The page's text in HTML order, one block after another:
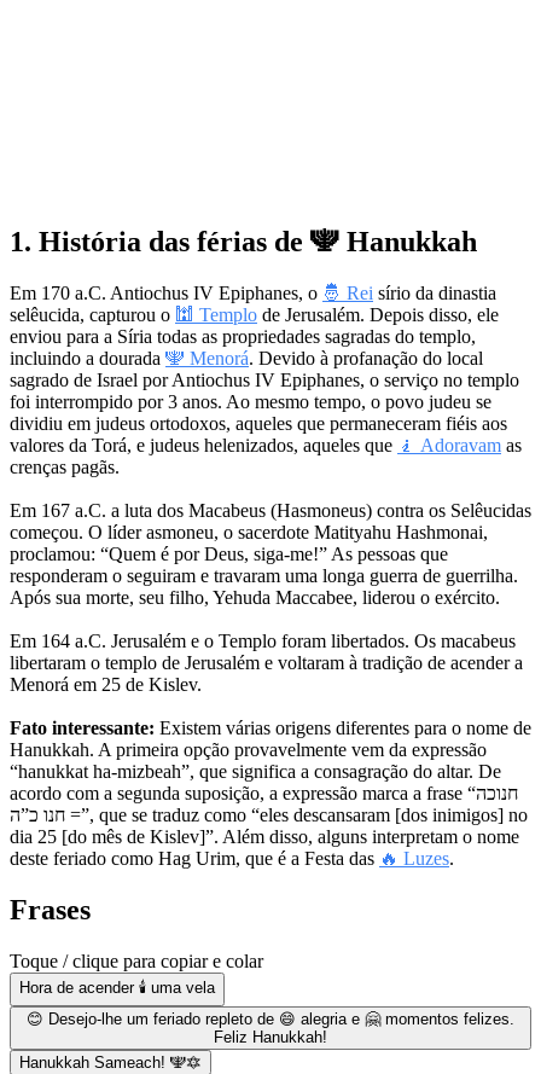
1. História das férias de 🕎 Hanukkah
Em 170 a.C. Antiochus IV Epiphanes, o 🤴 Rei sírio da dinastia
selêucida, capturou o 🕍 Templo de Jerusalém. Depois disso, ele
enviou para a Síria todas as propriedades sagradas do templo,
incluindo a dourada 🕎 Menorá. Devido à profanação do local
sagrado de Israel por Antiochus IV Epiphanes, o serviço no templo
foi interrompido por 3 anos. Ao mesmo tempo, o povo judeu se
dividiu em judeus ortodoxos, aqueles que permaneceram fiéis aos
valores da Torá, e judeus helenizados, aqueles que 🧎 Adoravam as
crenças pagãs.
Em 167 a.C. a luta dos Macabeus (Hasmoneus) contra os Selêucidas
começou. O líder asmoneu, o sacerdote Matityahu Hashmonai,
proclamou: “Quem é por Deus, siga-me!” As pessoas que
responderam o seguiram e travaram uma longa guerra de guerrilha.
Após sua morte, seu filho, Yehuda Maccabee, liderou o exército.
Em 164 a.C. Jerusalém e o Templo foram libertados. Os macabeus
libertaram o templo de Jerusalém e voltaram à tradição de acender a
Menorá em 25 de Kislev.
Fato interessante: Existem várias origens diferentes para o nome de
Hanukkah. A primeira opção provavelmente vem da expressão
“hanukkat ha-mizbeah”, que significa a consagração do altar. De
acordo com a segunda suposição, a expressão marca a frase “חנוכה
= חנו כ”ה”, que se traduz como “eles descansaram [dos inimigos] no
dia 25 [do mês de Kislev]”. Além disso, alguns interpretam o nome
deste feriado como Hag Urim, que é a Festa das 🔥 Luzes.
Frases
Toque / clique para copiar e colar
Hora de acender 🕯 uma vela
😊 Desejo-lhe um feriado repleto de 😄 alegria e 🤗 momentos felizes.
Feliz Hanukkah!
Hanukkah Sameach! 🕎🔯